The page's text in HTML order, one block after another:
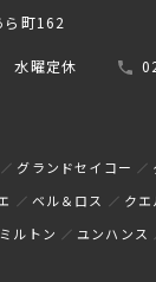
ら町162
水曜定休
グランドセイコー
ベル＆ロス ク
ルトン ユンハンス